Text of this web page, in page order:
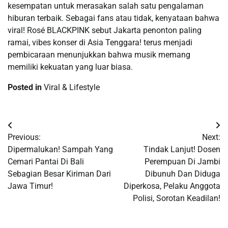
kesempatan untuk merasakan salah satu pengalaman
hiburan terbaik. Sebagai fans atau tidak, kenyataan bahwa
viral! Rosé BLACKPINK sebut Jakarta penonton paling
ramai, vibes konser di Asia Tenggara! terus menjadi
pembicaraan menunjukkan bahwa musik memang
memiliki kekuatan yang luar biasa.
Posted in Viral & Lifestyle
Post
navigation
Previous:
Dipermalukan! Sampah Yang
Cemari Pantai Di Bali
Sebagian Besar Kiriman Dari
Jawa Timur!
Next:
Tindak Lanjut! Dosen
Perempuan Di Jambi
Dibunuh Dan Diduga
Diperkosa, Pelaku Anggota
Polisi, Sorotan Keadilan!